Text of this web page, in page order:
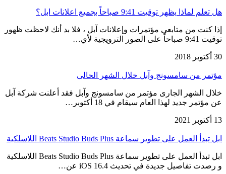
هل تعلم لماذا يظهر توقيت 9:41 صباحاً بجميع اعلانات ابل؟
إذا كنت من متابعي مؤتمرات وإعلانات آبل ، فلا بد أنك لاحظت ظهور
توقيت 9:41 صباحاً على الصور الترويجية لأي…
30 أكتوبر 2018
مؤتمر من سامسونج وآبل خلال الشهر الحالى
خلال الشهر الجارى مؤتمر من سامسونج وآبل فقد أعلنت شركة آبل
عن مؤتمر جديد لهذا العام سيقام في 18 أكتوبر…
13 أكتوبر 2021
ابل تبدأ العمل على تطوير سماعة Beats Studio Buds Plus اللاسلكية
ابل تبدأ العمل على تطوير سماعة Beats Studio Buds Plus اللاسلكية
و رصدت تفاصيل جديدة في تحديث iOS 16.4 عن…